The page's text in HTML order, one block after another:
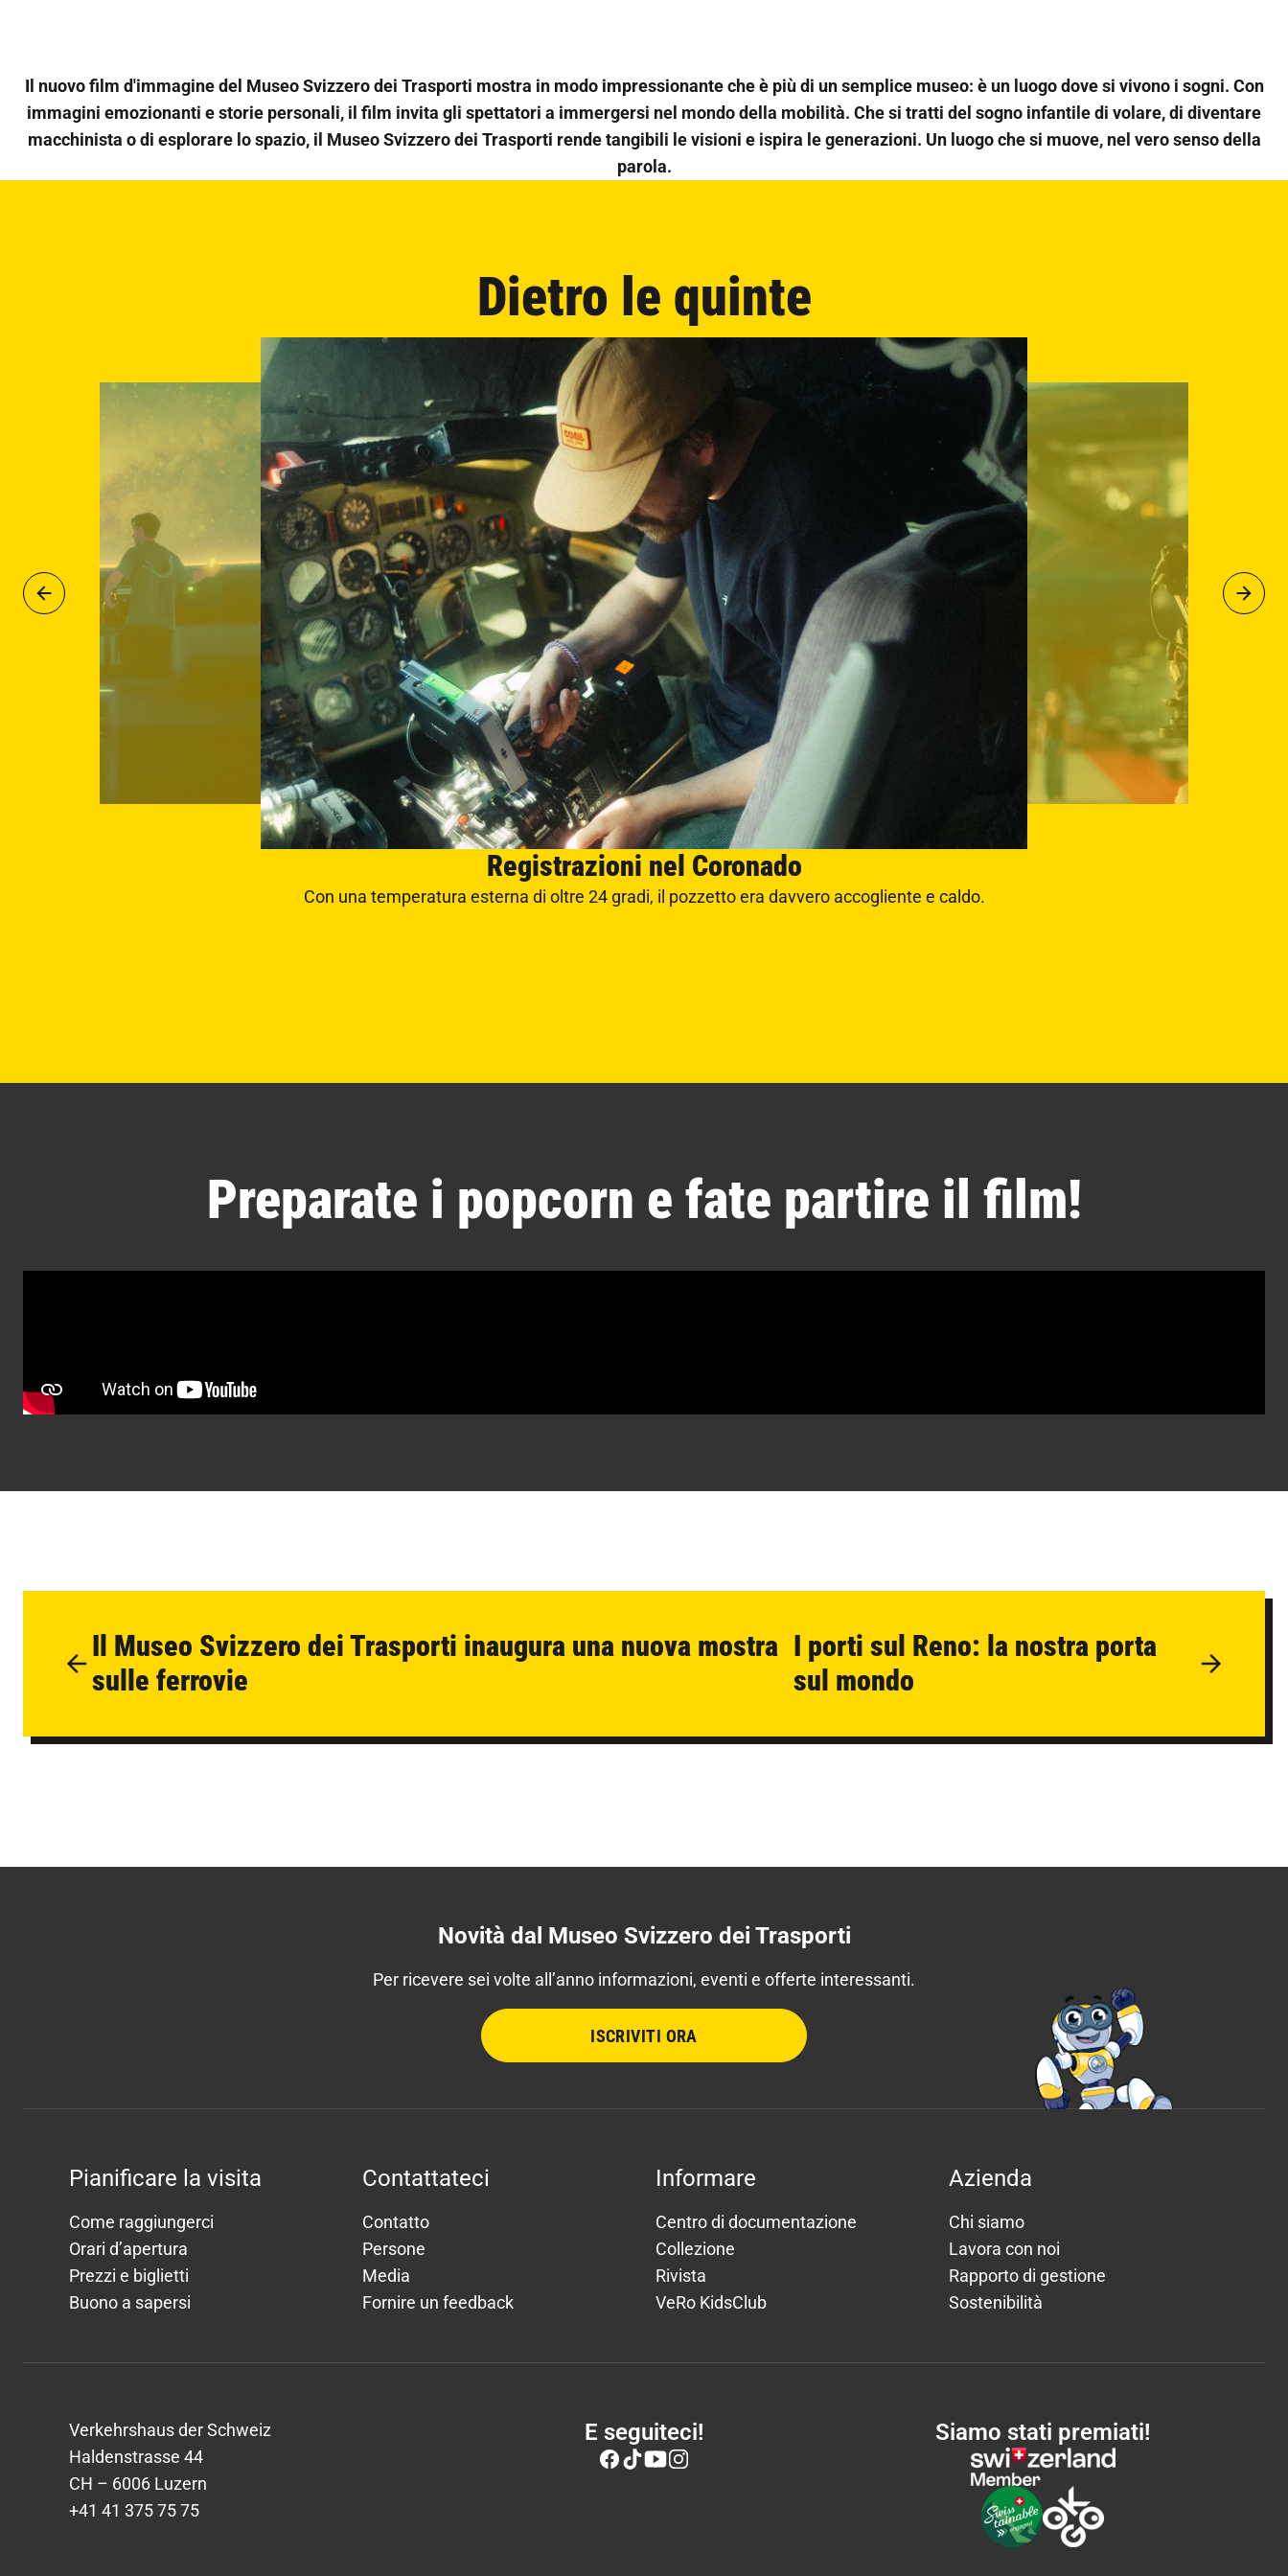
Il nuovo film d'immagine del Museo Svizzero dei Trasporti mostra in modo impressionante che è più di un semplice museo: è un luogo dove si vivono i sogni. Con
immagini emozionanti e storie personali, il film invita gli spettatori a immergersi nel mondo della mobilità. Che si tratti del sogno infantile di volare, di diventare
macchinista o di esplorare lo spazio, il Museo Svizzero dei Trasporti rende tangibili le visioni e ispira le generazioni. Un luogo che si muove, nel vero senso della
parola.
Dietro le quinte
Registrazioni nel Coronado
Con una temperatura esterna di oltre 24 gradi, il pozzetto era davvero accogliente e caldo.
Preparate i popcorn e fate partire il film!
Il Museo Svizzero dei Trasporti inaugura una nuova mostra
sulle ferrovie
I porti sul Reno: la nostra porta
sul mondo
Novità dal Museo Svizzero dei Trasporti
Per ricevere sei volte all’anno informazioni, eventi e offerte interessanti.
ISCRIVITI ORA
Pianificare la visita
Come raggiungerci
Orari d’apertura
Prezzi e biglietti
Buono a sapersi
Contattateci
Contatto
Persone
Media
Fornire un feedback
Informare
Centro di documentazione
Collezione
Rivista
VeRo KidsClub
Azienda
Chi siamo
Lavora con noi
Rapporto di gestione
Sostenibilità
Verkehrshaus der Schweiz
Haldenstrasse 44
CH – 6006 Luzern
+41 41 375 75 75
E seguiteci! Siamo stati premiati!